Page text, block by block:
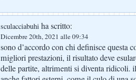
sculacciabuhi ha scritto:
Dicembre 20th, 2021 alle 09:34
sono d’accordo con chi definisce questa
migliori prestazioni, il risultato deve
delle partite, altrimenti si diventa ridicoli.